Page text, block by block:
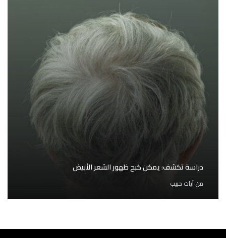
دراسة تكشف: يمكن كبح ظهور الشعر الأبيض
منآيات حبيب